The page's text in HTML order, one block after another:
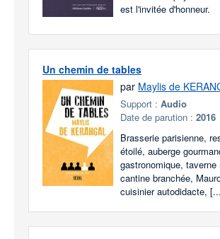
est l'invitée d'honneur.
Un chemin de tables
par Maylis de
Support : Audio
Date de parution : 2016
Brasserie parisienne,
étoilé, auberge
gastronomique, taverne
cantine branchée,
cuisinier autodidacte,